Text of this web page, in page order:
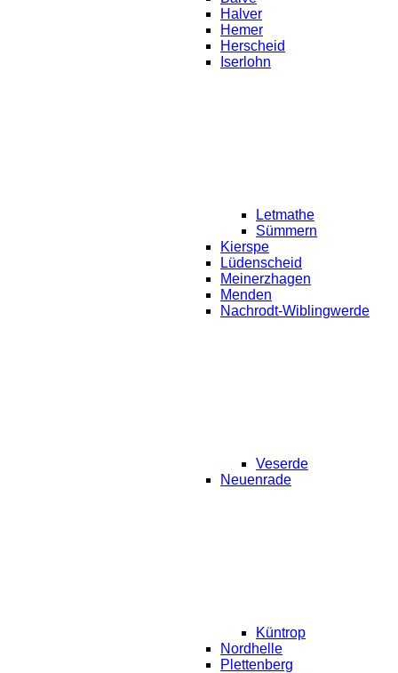
Halver
Hemer
Herscheid
Iserlohn
Letmathe
Sümmern
Kierspe
Lüdenscheid
Meinerzhagen
Menden
Nachrodt-Wiblingwerde
Veserde
Neuenrade
Küntrop
Nordhelle
Plettenberg